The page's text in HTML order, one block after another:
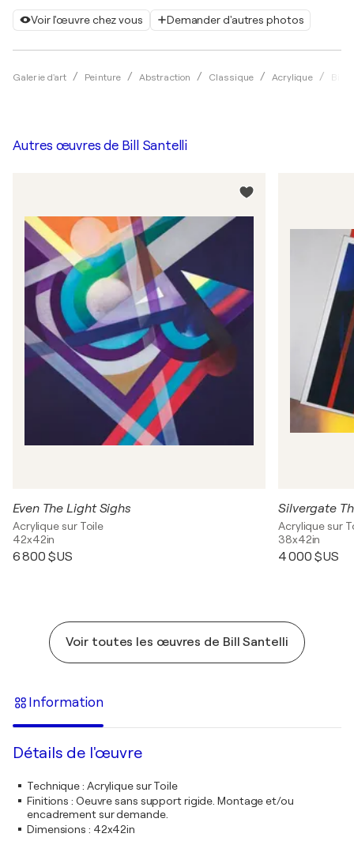
Voir l'œuvre chez vous Demander d'autres photos
Galerie d'art Peinture Abstraction Classique Acrylique Bill
Autres œuvres de Bill Santelli
Even The Light Sighs
Acrylique sur Toile
42x42in
6 800 $US
Silvergate
Acrylique sur
38x42in
4 000 $US
Voir toutes les œuvres de Bill Santelli
Information
Détails de l'œuvre
Technique: Acrylique sur Toile
Finitions : Oeuvre sans support rigide. Montage et/ou
encadrement sur demande.
Dimensions : 42x42in